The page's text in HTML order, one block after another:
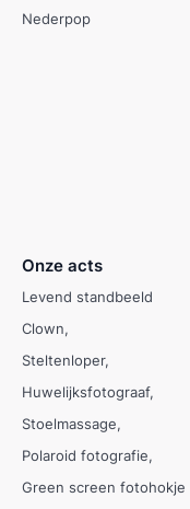
Nederpop
Onze acts
Levend standbeeld
Clown
Steltenloper
Huwelijksfotograaf
Stoelmassage
Polaroid fotografie
Green screen fotohokje